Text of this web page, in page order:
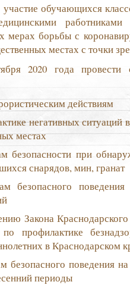
участие обучающихся
мерах борьбы с
местах с точки
2020 года провести
действиям
негативных ситуаций
местах
безопасности при
снарядов, мин, гранат
безопасного
Закона
профилактике
в Краснодарском
безопасного поведения
периоды